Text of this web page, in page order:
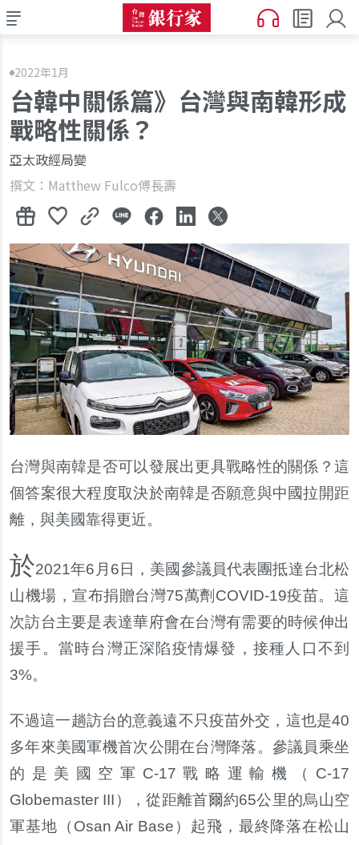
2022年1月
台韓中關係篇》台灣與南韓形成
戰略性關係？
亞太政經局變
撰文：Matthew Fulco傅長壽
台灣與南韓是否可以發展出更具戰略性的關係？這
個答案很大程度取決於南韓是否願意與中國拉開距
離，與美國靠得更近。
於2021年6月6日，美國參議員代表團抵達台北松
山機場，宣布捐贈台灣75萬劑COVID-19疫苗。這
次訪台主要是表達華府會在台灣有需要的時候伸出
援手。當時台灣正深陷疫情爆發，接種人口不到
3%。
不過這一趟訪台的意義遠不只疫苗外交，這也是40
多年來美國軍機首次公開在台灣降落。參議員乘坐
的是美國空軍C-17戰略運輸機（C-17
Globemaster III），從距離首爾約65公里的烏山空
軍基地（Osan Air Base）起飛，最終降落在松山